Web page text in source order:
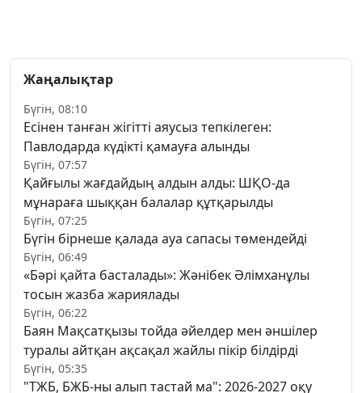
Жаңалықтар
Бүгін, 08:10
Есінен танған жігітті аяусыз тепкілеген:
Павлодарда күдікті қамауға алынды
Бүгін, 07:57
Қайғылы жағдайдың алдын алды: ШҚО-да
мұнараға шыққан балалар құтқарылды
Бүгін, 07:25
Бүгін бірнеше қалада ауа сапасы төмендейді
Бүгін, 06:49
«Бәрі қайта басталады»: Жәнібек Әлімханұлы
тосын жазба жариялады
Бүгін, 06:22
Баян Мақсатқызы тойда әйелдер мен әншілер
туралы айтқан ақсақал жайлы пікір білдірді
Бүгін, 05:35
"ТЖБ, БЖБ-ны алып тастай ма": 2026-2027 оқу